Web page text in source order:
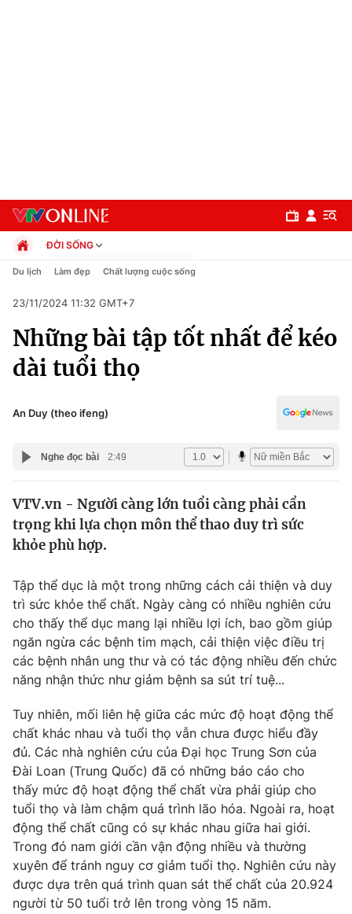
Chuyên mục
Chính trị
Pháp luật
Thế giới
Thế giới đó đây
Câu chuyện quốc tế
Kinh tế
Tài chính
Thị trường
Góc doanh nghiệp
Dữ liệu và đời sống
Truyền hình
Phim VTV
Hậu trường
Nhân vật
Khán giả
Giải sao mai
Giải trí
Điện ảnh
Âm nhạc
Sao
Đời sống
Du lịch
Làm đẹp
Chất lượng cuộc sống
Giáo dục
Tuyển sinh
Học trực tuyến
Công nghệ
Hitech Công nghệ tương lai
Giao lưu trực tuyến
ĐỜI SỐNG
Chính trị
Pháp luật
Kinh tế
Thể thao
Truyền hình
Y tế
Công nghệ
Du lịch Làm đẹp Chất lượng cuộc sống
23/11/2024 11:32 GMT+7
Những bài tập tốt nhất để kéo
dài tuổi thọ
An Duy (theo ifeng)
Nghe đọc bài 2:49
VTV.vn - Người càng lớn tuổi càng phải cẩn
trọng khi lựa chọn môn thể thao duy trì sức
khỏe phù hợp.
Tập thể dục là một trong những cách cải thiện và duy
trì sức khỏe thể chất. Ngày càng có nhiều nghiên cứu
cho thấy thể dục mang lại nhiều lợi ích, bao gồm giúp
ngăn ngừa các bệnh tim mạch, cải thiện việc điều trị
các bệnh nhân ung thư và có tác động nhiều đến chức
năng nhận thức như giảm bệnh sa sút trí tuệ...
Tuy nhiên, mối liên hệ giữa các mức độ hoạt động thể
chất khác nhau và tuổi thọ vẫn chưa được hiểu đầy
đủ. Các nhà nghiên cứu của Đại học Trung Sơn của
Đài Loan (Trung Quốc) đã có những báo cáo cho
thấy mức độ hoạt động thể chất vừa phải giúp cho
tuổi thọ và làm chậm quá trình lão hóa. Ngoài ra, hoạt
động thể chất cũng có sự khác nhau giữa hai giới.
Trong đó nam giới cần vận động nhiều và thường
xuyên để tránh nguy cơ giảm tuổi thọ. Nghiên cứu này
được dựa trên quá trình quan sát thể chất của 20.924
người từ 50 tuổi trở lên trong vòng 15 năm.